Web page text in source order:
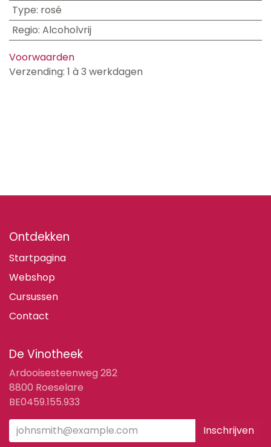
Type: rosé
Regio: Alcoholvrij
Voorwaarden
Verzending: 1 à 3 werkdagen
Ontdekken
Startpagina
Webshop
Cursussen
Contact
De Vinotheek
Ardooisesteenweg 282
8800 Roeselare
BE0459.155.933
Inschrijven